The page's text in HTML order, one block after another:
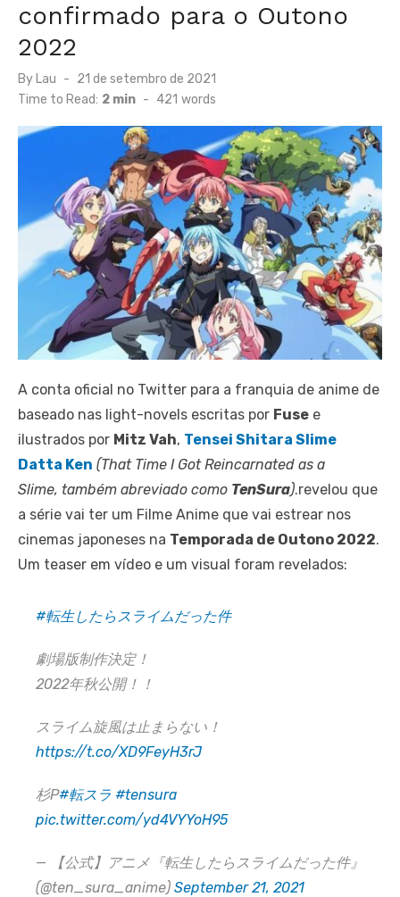
confirmado para o Outono
2022
By Lau
Posted
on
21 de setembro de 2021
Time to Read: 2 min - 421 words
A conta oficial no Twitter para a franquia de anime de
baseado nas light-novels escritas por Fuse e
ilustrados por Mitz Vah, Tensei Shitara Slime
Datta Ken (That Time I Got Reincarnated as a
Slime, também abreviado como TenSura).revelou que
a série vai ter um Filme Anime que vai estrear nos
cinemas japoneses na Temporada de Outono 2022.
Um teaser em vídeo e um visual foram revelados:
#転生したらスライムだった件
劇場版制作決定！
2022年秋公開！！
スライム旋風は止まらない！
https://t.co/XD9FeyH3rJ
杉P#転スラ #tensura
pic.twitter.com/yd4VYYoH95
— 【公式】アニメ『転生したらスライムだった件』
(@ten_sura_anime) September 21, 2021